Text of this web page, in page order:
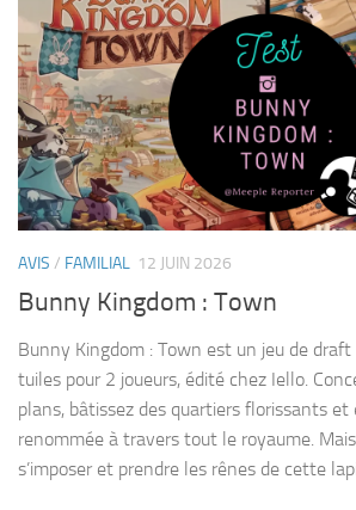
AVIS / FAMILIAL 12 JUIN 2026
Bunny Kingdom : Town
Bunny Kingdom : Town est un jeu de
tuiles pour 2 joueurs, édité chez Iello.
plans, bâtissez des quartiers florissants
renommée à travers tout le royaume.
s’imposer et prendre les rênes de cette